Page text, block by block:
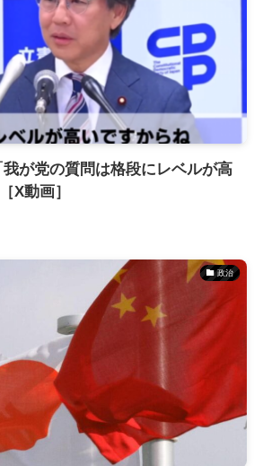
我が党の質問は格段にレベルが高
X動画］
政治